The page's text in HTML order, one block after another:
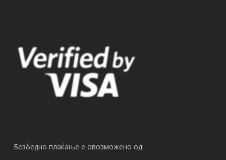
Безбедно плаќање е овозможено од: